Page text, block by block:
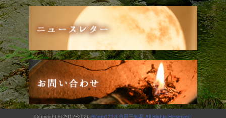
Copyright © 2012ｰ2026 Room1213 合田三知花 All Rights Reserved.